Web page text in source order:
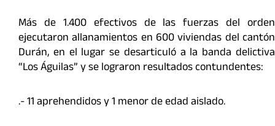
Más de 1.400 efectivos de las fuerzas del orden
ejecutaron allanamientos en 600 viviendas del cantón
Durán, en el lugar se desarticuló a la banda delictiva
“Los Águilas” y se lograron resultados contundentes:
.- 11 aprehendidos y 1 menor de edad aislado.